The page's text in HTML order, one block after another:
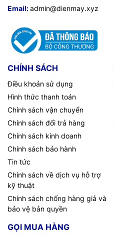
Email:admin@dienmay.xyz
CHÍNH SÁCH
Điều khoản sử dụng
Hình thức thanh toán
Chính sách vận chuyển
Chính sách đổi trả hàng
Chính sách kinh doanh
Chính sách bảo hành
Tin tức
Chính sách về dịch vụ hỗ trợ
kỹ thuật
Chính sách chống hàng giả và
bảo vệ bản quyền
GỌI MUA HÀNG